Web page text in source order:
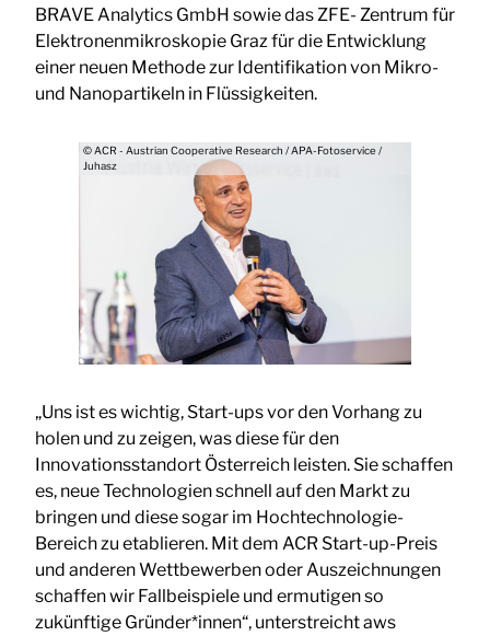
BRAVE Analytics GmbH sowie das ZFE- Zentrum für
Elektronenmikroskopie Graz für die Entwicklung
einer neuen Methode zur Identifikation von Mikro-
und Nanopartikeln in Flüssigkeiten.
© ACR - Austrian Cooperative Research / APA-Fotoservice /
Juhasz
„Uns ist es wichtig, Start-ups vor den Vorhang zu
holen und zu zeigen, was diese für den
Innovationsstandort Österreich leisten. Sie schaffen
es, neue Technologien schnell auf den Markt zu
bringen und diese sogar im Hochtechnologie-
Bereich zu etablieren. Mit dem ACR Start-up-Preis
und anderen Wettbewerben oder Auszeichnungen
schaffen wir Fallbeispiele und ermutigen so
zukünftige Gründer*innen“, unterstreicht aws